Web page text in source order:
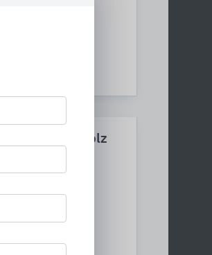
Glas und Holz
Ihr Naturstein- und